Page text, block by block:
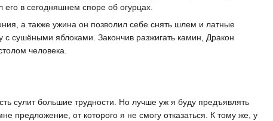
его в сегодняшнем споре об огурцах.
а также ужина он позволил себе снять шлем и латные
сушёными яблоками. Закончив разжигать камин, Дракон
человека.
сулит большие трудности. Но лучше уж я буду предъявлять
предложение, от которого я не смогу отказаться. К тому же, у